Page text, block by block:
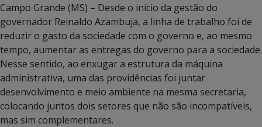
Campo Grande (MS) – Desde o início da gestão do
governador Reinaldo Azambuja, a linha de trabalho foi de
reduzir o gasto da sociedade com o governo e, ao mesmo
tempo, aumentar as entregas do governo para a sociedade.
Nesse sentido, ao enxugar a estrutura da máquina
administrativa, uma das providências foi juntar
desenvolvimento e meio ambiente na mesma secretaria,
colocando juntos dois setores que não são incompatíveis,
mas sim complementares.